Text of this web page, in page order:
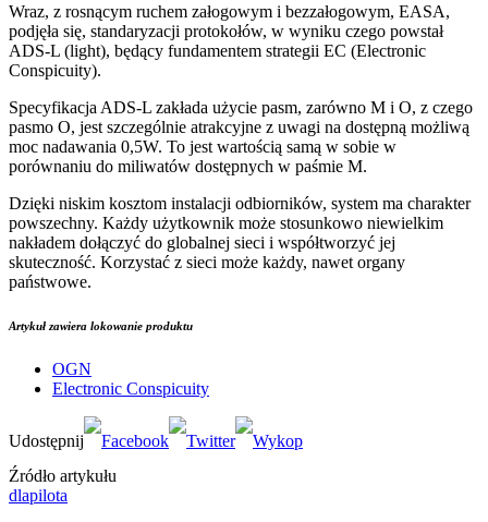
Wraz, z rosnącym ruchem załogowym i bezzałogowym, EASA,
podjęła się, standaryzacji protokołów, w wyniku czego powstał
ADS-L (light), będący fundamentem strategii EC (Electronic
Conspicuity).
Specyfikacja ADS-L zakłada użycie pasm, zarówno M i O, z czego
pasmo O, jest szczególnie atrakcyjne z uwagi na dostępną możliwą
moc nadawania 0,5W. To jest wartością samą w sobie w
porównaniu do miliwatów dostępnych w paśmie M.
Dzięki niskim kosztom instalacji odbiorników, system ma charakter
powszechny. Każdy użytkownik może stosunkowo niewielkim
nakładem dołączyć do globalnej sieci i współtworzyć jej
skuteczność. Korzystać z sieci może każdy, nawet organy
państwowe.
Artykuł zawiera lokowanie produktu
OGN
Electronic Conspicuity
Źródło artykułu
dlapilota